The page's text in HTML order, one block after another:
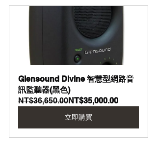
Glensound Divine 智慧型網路音
訊監聽器(黑色)
NT$36,650.00NT$35,000.00
立即購買